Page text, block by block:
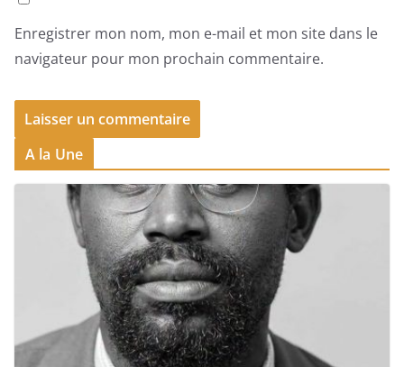
Enregistrer mon nom, mon e-mail et mon site dans le
navigateur pour mon prochain commentaire.
A la Une